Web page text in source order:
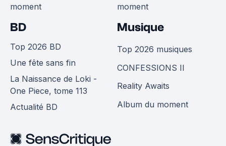
moment
moment
BD
Top 2026 BD
Une fête sans fin
La Naissance de Loki -
One Piece, tome 113
Actualité BD
Musique
Top 2026 musiques
CONFESSIONS II
Reality Awaits
Album du moment